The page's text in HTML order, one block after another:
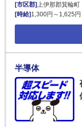
[市区郡]上伊那郡箕輪町
[時給]1,300円～1,625円
半導体